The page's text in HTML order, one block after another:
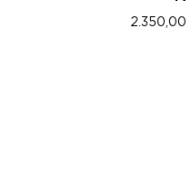
2.350,00